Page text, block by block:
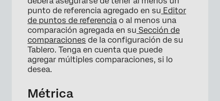
punto de referencia agregado en su Editor
de puntos de referencia o al menos una
comparación agregada en su Sección de
comparaciones de la configuración de su
Tablero. Tenga en cuenta que puede
agregar múltiples comparaciones, si lo
desea.
Métrica